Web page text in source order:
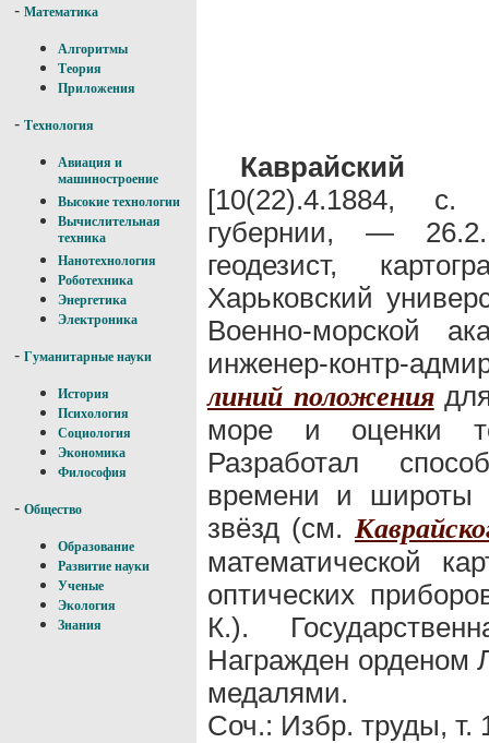
- Математика
Алгоритмы
Теория
Приложения
- Технология
Авиация и
машиностроение
Высокие технологии
Вычислительная
техника
Нанотехнология
Роботехника
Энергетика
Электроника
- Гуманитарные науки
История
Психология
Социология
Экономика
Философия
- Общество
Образование
Развитие науки
Ученые
Экология
Знания
Каврайский
[10(22).4.1884, с.
губернии, —
геодезист,
Харьковский
Военно-морской
инженер-контр-
линий положения
море и оценки
Разработал
времени и широты
звёзд (см.
математической
оптических
К.).
Награжден орденом
медалями.
Соч.: Избр. труды,